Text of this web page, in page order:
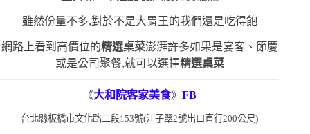
雖然份量不多,對於不是大胃王的我們還是吃得飽
網路上看到高價位的精選桌菜澎湃許多如果是宴客、節慶
或是公司聚餐,就可以選擇精選桌菜
《大和院客家美食》FB
台北縣板橋市文化路二段153號(江子翠2號出口直行200公尺)